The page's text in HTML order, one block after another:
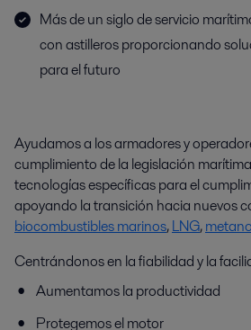
Más de un siglo de servicio
con astilleros proporcionando
para el futuro
Ayudamos a los armadores y
cumplimiento de la legislación
tecnologías específicas para el
apoyando la transición hacia nuevos
biocombustibles marinos,LNG,
Centrándonos en la fiabilidad y la
Aumentamos la productividad
Protegemos el motor